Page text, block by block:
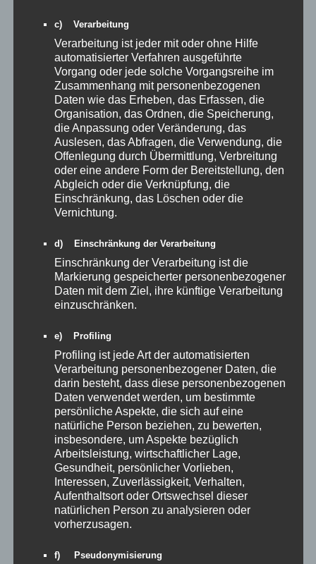
Veröffentlicht unterAllgemein
Adolf-Binder
Gedächtnisturnier 2025 Fotos
Veröffentlicht am3. Oktober 2025 vonGulde
c) Verarbeitung
Verarbeitung ist jeder mit oder ohne Hilfe
automatisierter Verfahren ausgeführte
Vorgang oder jede solche Vorgangsreihe im
Zusammenhang mit personenbezogenen
Daten wie das Erheben, das Erfassen, die
Organisation, das Ordnen, die Speicherung,
die Anpassung oder Veränderung, das
Auslesen, das Abfragen, die Verwendung, die
Offenlegung durch Übermittlung, Verbreitung
oder eine andere Form der Bereitstellung, den
Abgleich oder die Verknüpfung, die
Einschränkung, das Löschen oder die
Vernichtung.
d) Einschränkung der Verarbeitung
Einschränkung der Verarbeitung ist die
Markierung gespeicherter personenbezogener
Daten mit dem Ziel, ihre künftige Verarbeitung
einzuschränken.
e) Profiling
Profiling ist jede Art der automatisierten
Verarbeitung personenbezogener Daten, die
darin besteht, dass diese personenbezogenen
Daten verwendet werden, um bestimmte
persönliche Aspekte, die sich auf eine
natürliche Person beziehen, zu bewerten,
insbesondere, um Aspekte bezüglich
Arbeitsleistung, wirtschaftlicher Lage,
Gesundheit, persönlicher Vorlieben,
Interessen, Zuverlässigkeit, Verhalten,
Aufenthaltsort oder Ortswechsel dieser
natürlichen Person zu analysieren oder
vorherzusagen.
f) Pseudonymisierung